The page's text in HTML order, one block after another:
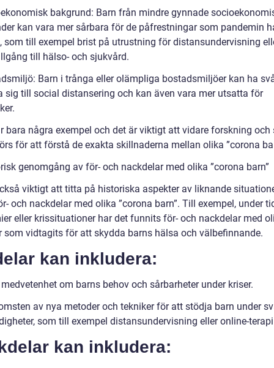
bakgrund: Barn från mindre gynnade
kan vara mer sårbara för de påfrestningar som pandemin
som till exempel brist på utrustning för distansundervisning
till hälso- och sjukvård.
Barn i trånga eller olämpliga bostadsmiljöer kan ha
sig till social distansering och kan även vara mer utsatta för
bara några exempel och det är viktigt att vidare forskning och
för att förstå de exakta skillnaderna mellan olika ”corona
genomgång av för- och nackdelar med olika ”corona barn”
viktigt att titta på historiska aspekter av liknande
och nackdelar med olika ”corona barn”. Till exempel, under
eller krissituationer har det funnits för- och nackdelar med
som vidtagits för att skydda barns hälsa och välbefinnande.
kan inkludera:
om barns behov och sårbarheter under kriser.
av nya metoder och tekniker för att stödja barn under
som till exempel distansundervisning eller online-
kan inkludera: